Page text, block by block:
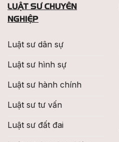
LUẬT SƯ CHUYÊN
NGHIỆP
Luật sư dân sự
Luật sư hình sự
Luật sư hành chính
Luật sư tư vấn
Luật sư đất đai